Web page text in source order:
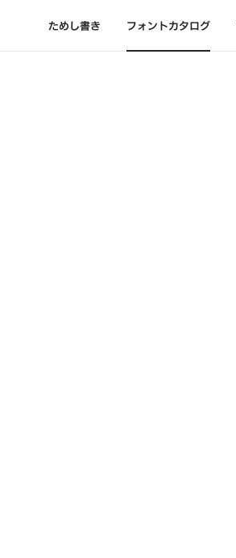
ためし書き フォントカタログ